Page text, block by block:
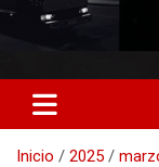
RO
Inicio 2025